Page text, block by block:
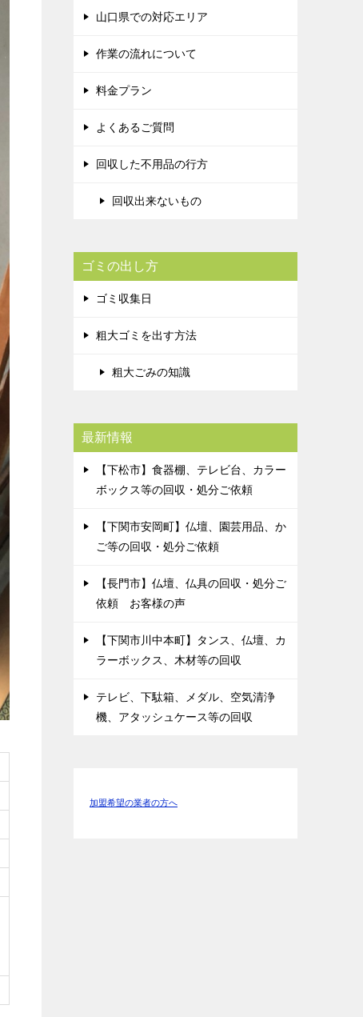
山口県での対応エリア
作業の流れについて
料金プラン
よくあるご質問
回収した不用品の行方
回収出来ないもの
ゴミの出し方
ゴミ収集日
粗大ゴミを出す方法
粗大ごみの知識
最新情報
【下松市】食器棚、テレビ台、カラー
ボックス等の回収・処分ご依頼
【下関市安岡町】仏壇、園芸用品、か
ご等の回収・処分ご依頼
【長門市】仏壇、仏具の回収・処分ご
依頼 お客様の声
【下関市川中本町】タンス、仏壇、カ
ラーボックス、木材等の回収
テレビ、下駄箱、メダル、空気清浄
機、アタッシュケース等の回収
加盟希望の業者の方へ